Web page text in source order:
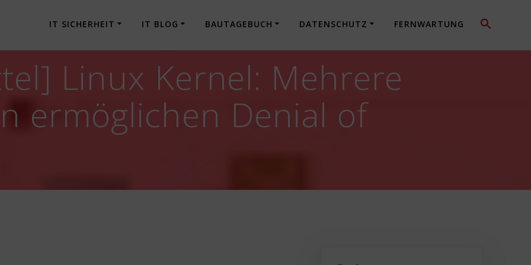
IT SICHERHEIT IT BLOG BAUTAGEBUCH DATENSCHUTZ FERNWARTUNG
Linux Kernel: Mehrere
ermöglichen Denial of